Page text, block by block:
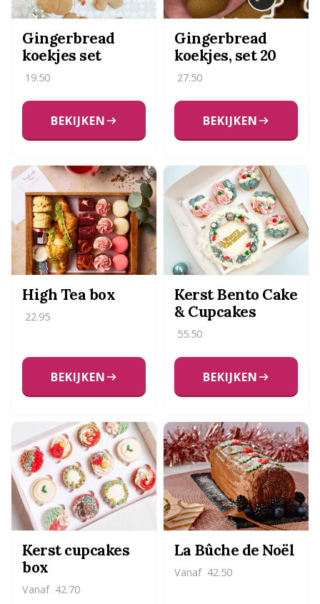
Gingerbread
koekjes set
19.50
BEKIJKEN
Gingerbread
koekjes, set 20
27.50
BEKIJKEN
High Tea box
22.95
BEKIJKEN
Kerst Bento Cake
& Cupcakes
55.50
BEKIJKEN
Kerst cupcakes
box
Vanaf 42.70
La Bûche de Noël
Vanaf 42.50